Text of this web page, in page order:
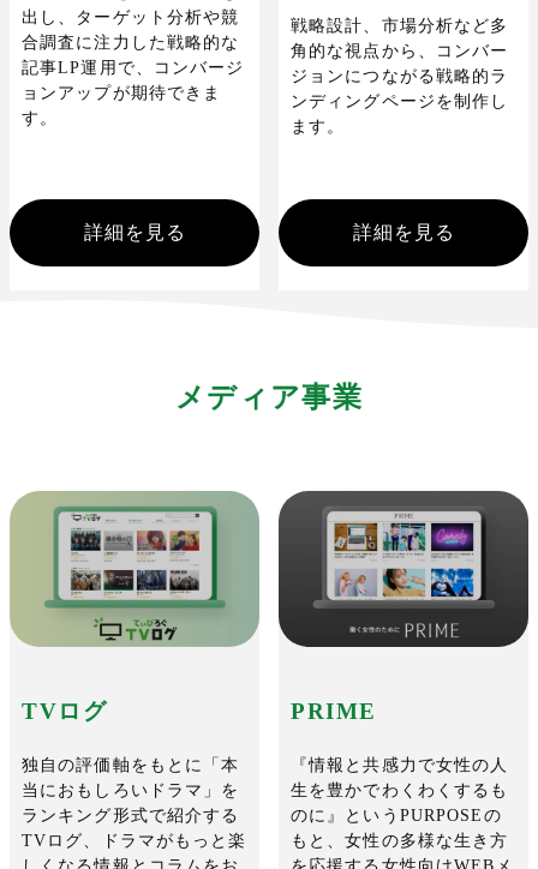
出し、ターゲット分析や競
合調査に注力した戦略的な
記事LP運用で、コンバージ
ョンアップが期待できま
す。
詳細を見る
戦略設計、市場分析など多
角的な視点から、コンバー
ジョンにつながる戦略的ラ
ンディングページを制作し
ます。
詳細を見る
メディア事業
TVログ
独⾃の評価軸をもとに「本
当におもしろいドラマ」を
ランキング形式で紹介する
TVログ、ドラマがもっと楽
PRIME
『情報と共感力で女性の人
生を豊かでわくわくするも
のに』というPURPOSEの
もと、女性の多様な生き方